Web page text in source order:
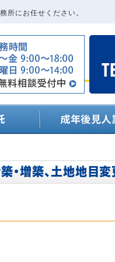
所にお任せください。
・増築、土地地目変